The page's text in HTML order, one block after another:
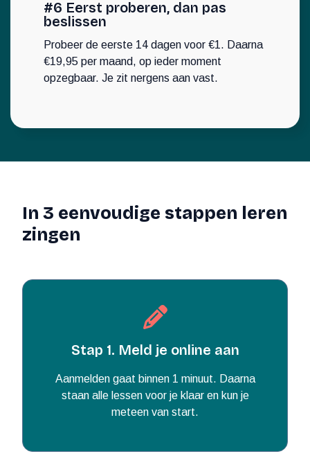
#6 Eerst proberen, dan pas
beslissen
Probeer de eerste 14 dagen voor €1. Daarna
€19,95 per maand, op ieder moment
opzegbaar. Je zit nergens aan vast.
In 3 eenvoudige stappen leren
zingen
Stap 1. Meld je online aan
Aanmelden gaat binnen 1 minuut. Daarna
staan alle lessen voor je klaar en kun je
meteen van start.